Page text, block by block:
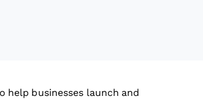
businesses launch and